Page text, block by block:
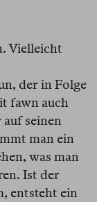
Vielleicht
der in Folge
fawn auch
seinen
man ein
was man
Ist der
entsteht ein